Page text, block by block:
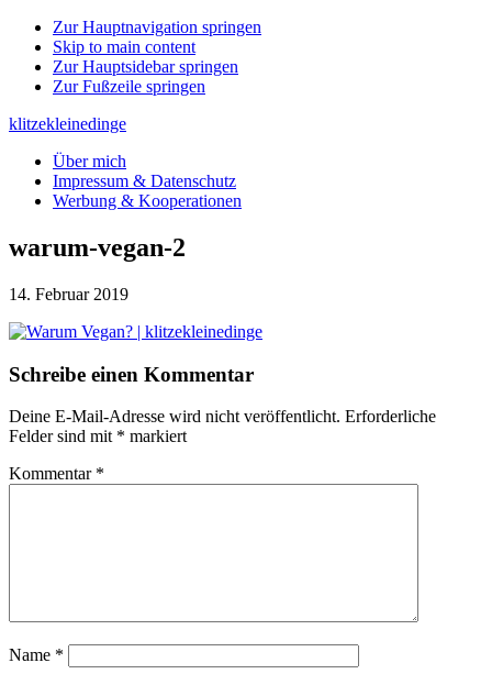
Zur Hauptnavigation springen
Skip to main content
Zur Hauptsidebar springen
Zur Fußzeile springen
klitzekleinedinge
Über mich
Impressum & Datenschutz
Werbung & Kooperationen
warum-vegan-2
14. Februar 2019
Leser-
Schreibe einen Kommentar
Deine E-Mail-Adresse wird nicht veröffentlicht. Erforderliche
Felder sind mit * markiert
Kommentar *
Name *